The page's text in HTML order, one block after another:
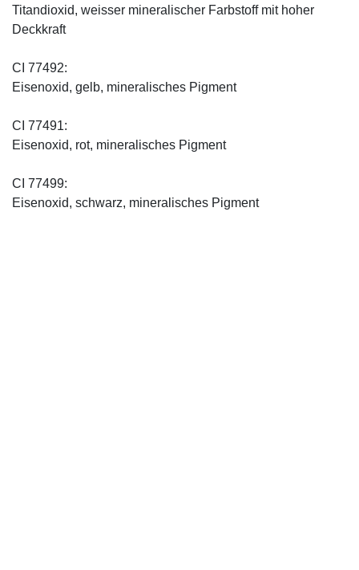
Titandioxid, weisser mineralischer Farbstoff mit hoher
Deckkraft
CI 77492:
Eisenoxid, gelb, mineralisches Pigment
CI 77491:
Eisenoxid, rot, mineralisches Pigment
CI 77499:
Eisenoxid, schwarz, mineralisches Pigment